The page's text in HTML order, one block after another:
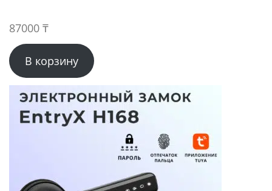
87000 ₸
В корзину